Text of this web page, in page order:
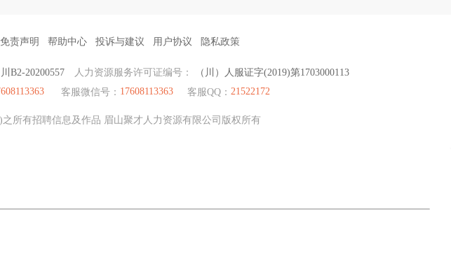
免责声明 帮助中心 投诉与建议 用户协议 隐私政策
川B2-20200557 人力资源服务许可证编号：
（川）人服证字(2019)第1703000113
客服微信号： 17608113363 客服QQ： 21522172
所有招聘信息及作品 眉山聚才人力资源有限公司版权所有